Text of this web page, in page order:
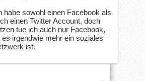
habe sowohl einen Facebook als
einen Twitter Account, doch
tue ich auch nur Facebook,
es irgendwie mehr ein soziales
ist.